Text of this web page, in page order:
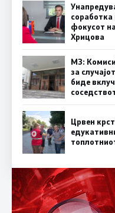
соработка
фокусот
Хрицова
МЗ:
за
биде
Црвен